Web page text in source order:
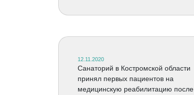
12.11.2020
Санаторий в Костромской области
принял первых пациентов на
медицинскую реабилитацию после